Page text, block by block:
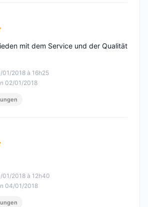
5
2018 à 16h25
02/01/2018
mit dem Service und der Qualität
5
01/2018 à 12h40
04/01/2018